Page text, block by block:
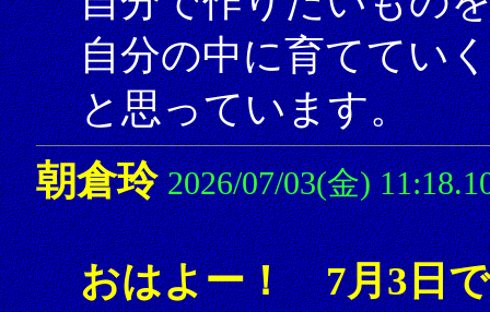
自分の中に育ててい
と思っています。
朝倉玲 2026/07/03(金)
おはよー！ 7月3日